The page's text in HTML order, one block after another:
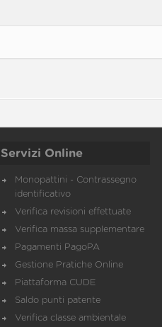
Servizi Online
Monopattini - Contrassegno
identificativo
Verifica revisioni effettuate
Verifica massa supplementare
Pagamenti PagoPA
Gestione Pratiche Online
Piattaforma CUDE
Saldo punti patente
Verifica classe ambientale